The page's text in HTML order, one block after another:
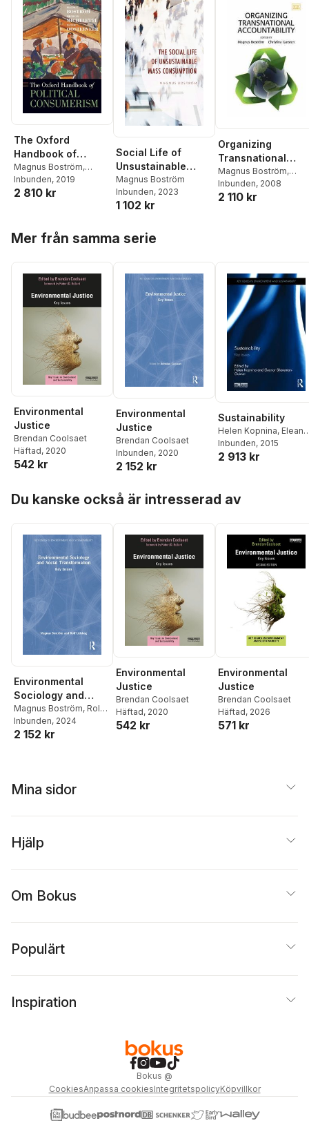
The Oxford
Handbook of
Political
Consumerism
Magnus Boström,
Michele Micheletti
Peter Oosterveer
Inbunden, 2019
2 810 kr
Social Life of
Unsustainable
Mass Consumption
Magnus Boström
Inbunden, 2023
1 102 kr
Organizing
Transnational
Accountability
Magnus Boström,
Christina Garsten
Inbunden, 2008
2 110 kr
Mer från samma serie
Environmental
Justice
Brendan Coolsaet
Häftad, 2020
542 kr
Environmental
Justice
Brendan Coolsaet
Inbunden, 2020
2 152 kr
Sustainability
Helen Kopnina,
Shoreman-Ouimet
Inbunden, 2015
2 913 kr
Du kanske också är intresserad av
Environmental
Sociology and
Social
Transformation
Magnus Boström, Rolf
Lidskog
Inbunden, 2024
2 152 kr
Environmental
Justice
Brendan Coolsaet
Häftad, 2020
542 kr
Environmental
Justice
Brendan Coolsaet
Häftad, 2026
571 kr
Mina sidor
Hjälp
Om Bokus
Populärt
Inspiration
Bokus @
CookiesAnpassa cookiesIntegritetspolicyKöpvillkor